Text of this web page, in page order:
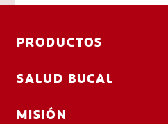
PRODUCTOS
SALUD BUCAL
MISIÓN